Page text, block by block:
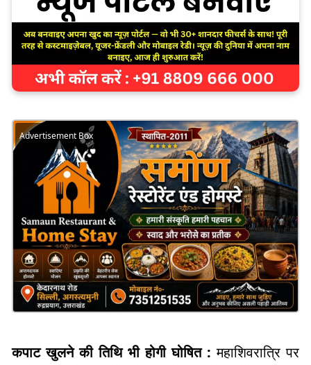
Advertisement Box
कपाट खुलने की तिथि भी होगी घोषित :महाशिवरात्रि पर